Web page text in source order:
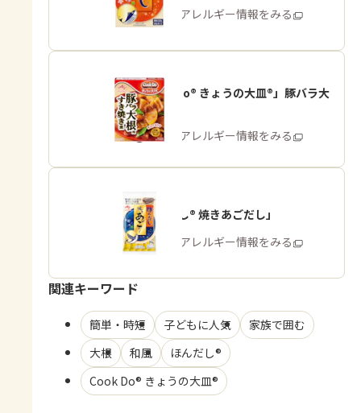
商品・アレルギー情報をみる
「Cook Do® きょうの大皿®」豚バラ大
根用
商品・アレルギー情報をみる
「ほんだし® 焼きあごだし」
商品・アレルギー情報をみる
関連キーワード
簡単・時短 子どもに人気
家族で囲む
大根
和風
ほんだし®
Cook Do® きょうの大皿®